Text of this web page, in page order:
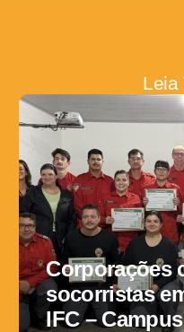
Leia
Corporações
socorristas
IFC –